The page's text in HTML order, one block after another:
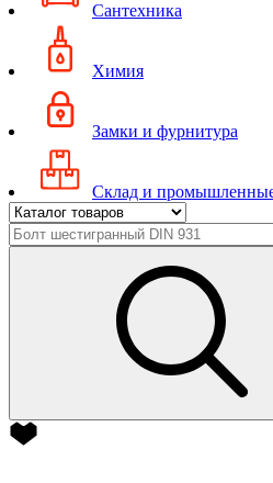
Сантехника
Химия
Замки и фурнитура
Склад и